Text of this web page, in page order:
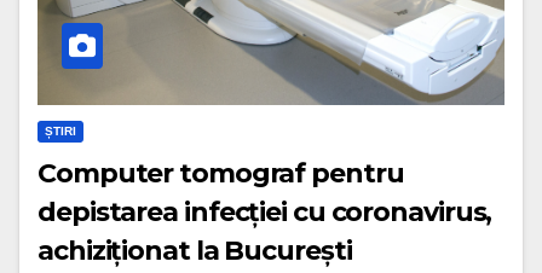
ȘTIRI
Computer tomograf pentru
depistarea infecției cu coronavirus,
achiziționat la București